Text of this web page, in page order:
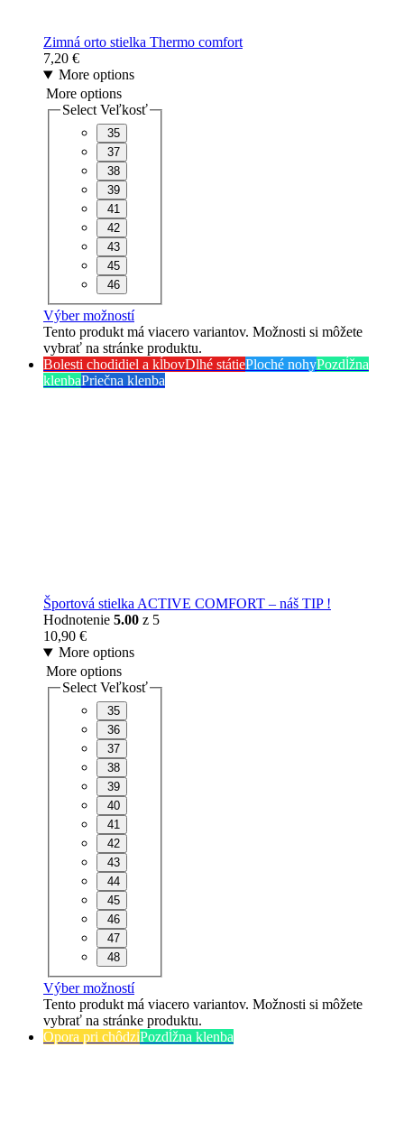
Zimná orto stielka Thermo comfort
7,20 €
More options
More options
Select Veľkosť
35
37
38
39
41
42
43
45
46
Výber možností
Tento produkt má viacero variantov. Možnosti si môžete
vybrať na stránke produktu.
Bolesti chodidiel a kĺbovDlhé státiePloché nohyPozdĺžna
klenbaPriečna klenba
Športová stielka ACTIVE COMFORT – náš TIP !
Hodnotenie 5.00 z 5
10,90 €
More options
More options
Select Veľkosť
35
36
37
38
39
40
41
42
43
44
45
46
47
48
Výber možností
Tento produkt má viacero variantov. Možnosti si môžete
vybrať na stránke produktu.
Opora pri chôdziPozdĺžna klenba